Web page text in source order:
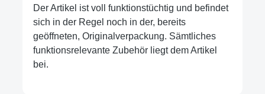
Der Artikel ist voll funktionstüchtig und befindet
sich in der Regel noch in der, bereits
geöffneten, Originalverpackung. Sämtliches
funktionsrelevante Zubehör liegt dem Artikel
bei.